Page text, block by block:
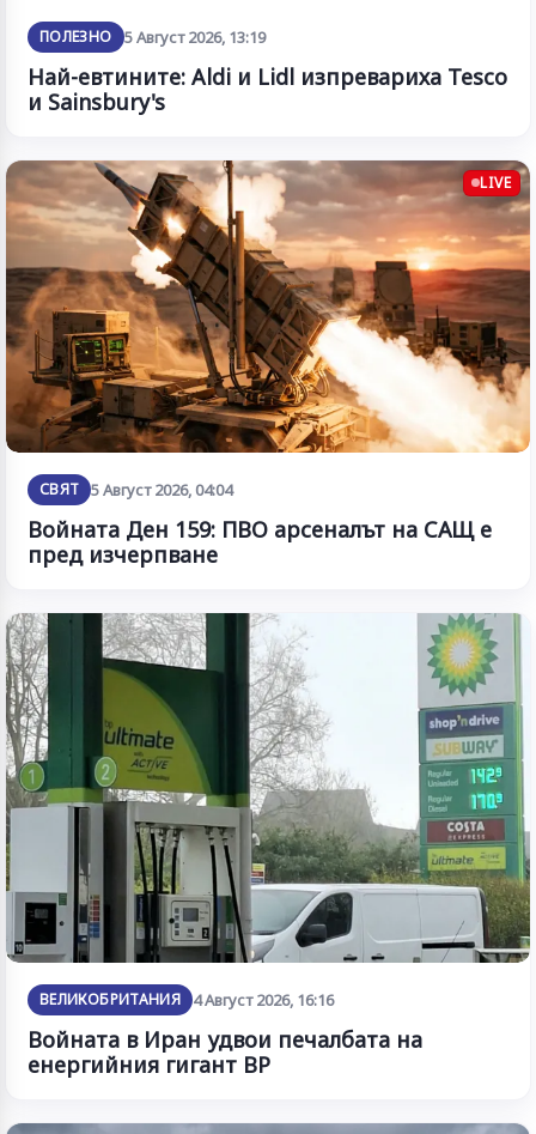
ПОЛЕЗНО 5 Август 2026, 13:19
Най-евтините: Aldi и Lidl изпревариха Tesco
и Sainsbury's
LIVE
СВЯТ 5 Август 2026, 04:04
Войната Ден 159: ПВО арсеналът на САЩ е
пред изчерпване
ВЕЛИКОБРИТАНИЯ 4 Август 2026, 16:16
Войната в Иран удвои печалбата на
енергийния гигант BP